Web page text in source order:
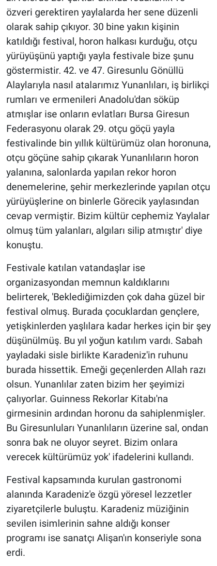
özveri gerektiren yaylalarda her sene düzenli
olarak sahip çıkıyor. 30 bine yakın kişinin
katıldığı festival, horon halkası kurduğu, otçu
yürüyüşünü yaptığı yayla festivale bize şunu
göstermistir. 42. ve 47. Giresunlu Gönüllü
Alaylarıyla nasıl atalarımız Yunanlıları, iş birlikçi
rumları ve ermenileri Anadolu'dan söküp
atmışlar ise onların evlatları Bursa Giresun
Federasyonu olarak 29. otçu göçü yayla
festivalinde bin yıllık kültürümüz olan horonuna,
otçu göçüne sahip çıkarak Yunanlıların horon
yalanına, salonlarda yapılan rekor horon
denemelerine, şehir merkezlerinde yapılan otçu
yürüyüşlerine on binlerle Görecik yaylasından
cevap vermiştir. Bizim kültür cephemiz Yaylalar
olmuş tüm yalanları, algıları silip atmıştır' diye
konuştu.
Festivale katılan vatandaşlar ise
organizasyondan memnun kaldıklarını
belirterek, 'Beklediğimizden çok daha güzel bir
festival olmuş. Burada çocuklardan gençlere,
yetişkinlerden yaşlılara kadar herkes için bir şey
düşünülmüş. Bu yıl yoğun katılım vardı. Sabah
yayladaki sisle birlikte Karadeniz'in ruhunu
burada hissettik. Emeği geçenlerden Allah razı
olsun. Yunanlılar zaten bizim her şeyimizi
çalıyorlar. Guinness Rekorlar Kitabı'na
girmesinin ardından horonu da sahiplenmişler.
Bu Giresunluları Yunanlıların üzerine sal, ondan
sonra bak ne oluyor seyret. Bizim onlara
verecek kültürümüz yok' ifadelerini kullandı.
Festival kapsamında kurulan gastronomi
alanında Karadeniz'e özgü yöresel lezzetler
ziyaretçilerle buluştu. Karadeniz müziğinin
sevilen isimlerinin sahne aldığı konser
programı ise sanatçı Alişan'ın konseriyle sona
erdi.